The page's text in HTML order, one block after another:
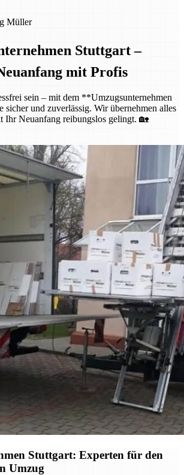
Müller
Stuttgart –
mit Profis
sein – mit dem **Umzugsunternehmen
sicher und zuverlässig. Wir übernehmen alles
Ihr Neuanfang reibungslos gelingt. 🏡
Stuttgart: Experten für den
Umzug